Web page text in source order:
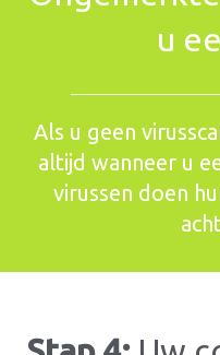
u
Als u geen
altijd wanneer u
virussen doen